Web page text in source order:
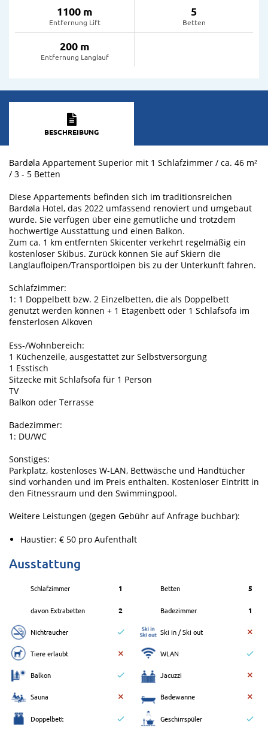
1100 m
Entfernung Lift
5
Betten
200 m
Entfernung Langlauf
BESCHREIBUNG
Bardøla Appartement Superior mit 1 Schlafzimmer / ca. 46 m²
/ 3 - 5 Betten
Diese Appartements befinden sich im traditionsreichen
Bardøla Hotel, das 2022 umfassend renoviert und umgebaut
wurde. Sie verfügen über eine gemütliche und trotzdem
hochwertige Ausstattung und einen Balkon.
Zum ca. 1 km entfernten Skicenter verkehrt regelmäßig ein
kostenloser Skibus. Zurück können Sie auf Skiern die
Langlaufloipen/Transportloipen bis zu der Unterkunft fahren.
Schlafzimmer:
1: 1 Doppelbett bzw. 2 Einzelbetten, die als Doppelbett
genutzt werden können + 1 Etagenbett oder 1 Schlafsofa im
fensterlosen Alkoven
Ess-/Wohnbereich:
1 Küchenzeile, ausgestattet zur Selbstversorgung
1 Esstisch
Sitzecke mit Schlafsofa für 1 Person
TV
Balkon oder Terrasse
Badezimmer:
1: DU/WC
Sonstiges:
Parkplatz, kostenloses W-LAN, Bettwäsche und Handtücher
sind vorhanden und im Preis enthalten. Kostenloser Eintritt in
den Fitnessraum und den Swimmingpool.
Weitere Leistungen (gegen Gebühr auf Anfrage buchbar):
Haustier: € 50 pro Aufenthalt
Ausstattung
Schlafzimmer 1 Betten 5
davon Extrabetten 2 Badezimmer 1
Nichtraucher Ski in / Ski out
Tiere erlaubt WLAN
Balkon Jacuzzi
Sauna Badewanne
Doppelbett Geschirrspüler